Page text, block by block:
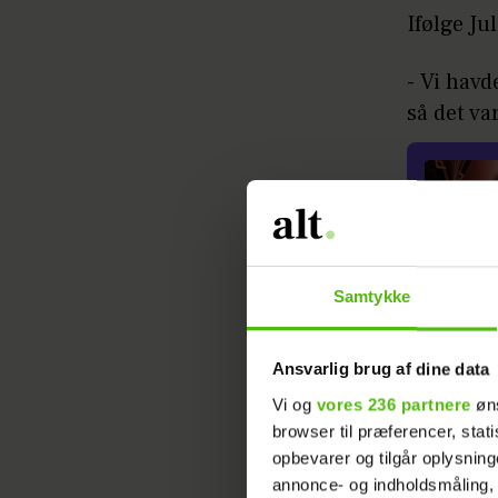
Samtykke
Ansvarlig brug af dine data
Vi og vores 236 partnere
browser til præferencer,
opbevarer og tilgår
annonce- og
Ifølge
- Vi
så det
Men
som
- Vi
travlt. Vi